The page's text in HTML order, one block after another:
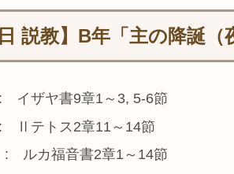
説教】B年「主の降誕（
ザヤ書9章1～3, 5-6節
Ⅱテトス2章11～14節
ルカ福音書2章1～14節